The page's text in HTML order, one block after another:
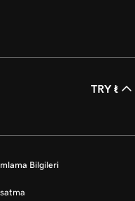
TRY ₺
Bilgileri